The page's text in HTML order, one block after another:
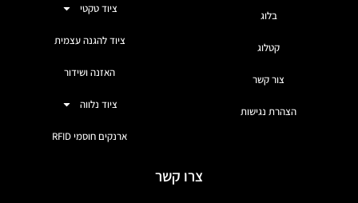
בלוג
קטלוג
צור קשר
הצהרת נגישות
ציוד טקטי
ציוד להגנה עצמית
האזנה ושידור
ציוד נלווה
ארנקים חוסמי RFID
צרו קשר